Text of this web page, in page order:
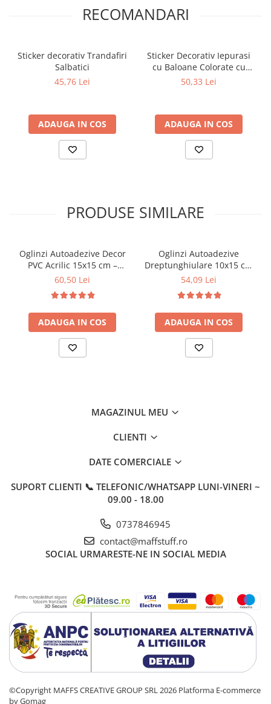
RECOMANDARI
Sticker decorativ Trandafiri
Salbatici
45,76 Lei
ADAUGA IN COS
Sticker Decorativ Iepurasi
cu Baloane Colorate cu
Heliu
50,33 Lei
ADAUGA IN COS
PRODUSE SIMILARE
Oglinzi Autoadezive Decor
PVC Acrilic 15x15 cm –
Design Modern pentru
60,50 Lei
ADAUGA IN COS
Oglinzi Autoadezive
Dreptunghiulare 10x15 cm
– Decor Acrilic pentru
54,09 Lei
ADAUGA IN COS
MAGAZINUL MEU
CLIENTI
DATE COMERCIALE
SUPORT CLIENTI 📞 TELEFONIC/WHATSAPP LUNI-VINERI ~
09.00 - 18.00
0737846945
contact@maffstuff.ro
SOCIAL URMARESTE-NE IN SOCIAL MEDIA
©Copyright MAFFS CREATIVE GROUP SRL 2026 Platforma E-commerce
by Gomag